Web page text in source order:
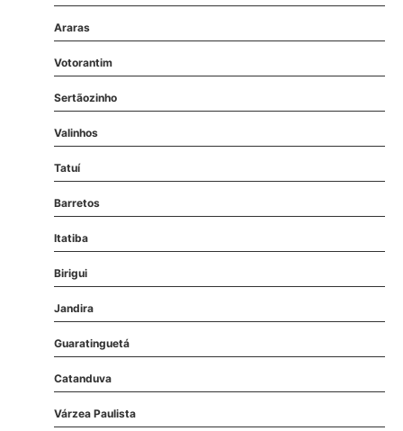
Araras
Votorantim
Sertãozinho
Valinhos
Tatuí
Barretos
Itatiba
Birigui
Jandira
Guaratinguetá
Catanduva
Várzea Paulista